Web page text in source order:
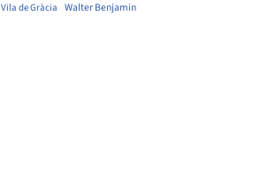
Vila de Gràcia Walter Benjamin